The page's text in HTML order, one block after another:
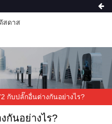
กับปลั๊กอื่นต่างกันอย่างไร?
กันอย่างไร?